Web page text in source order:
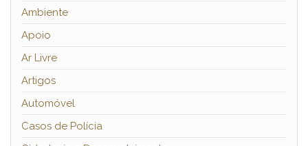
Ambiente
Apoio
Ar Livre
Artigos
Automóvel
Casos de Polícia